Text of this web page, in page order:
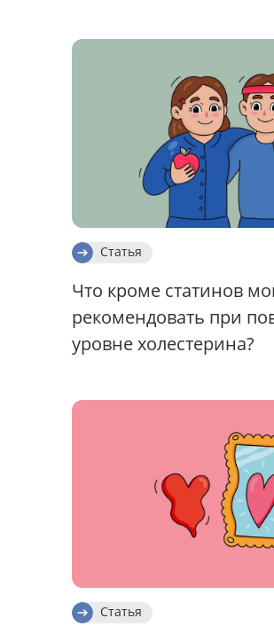
Статья
Что кроме статинов
рекомендовать при
уровне холестерина?
Статья